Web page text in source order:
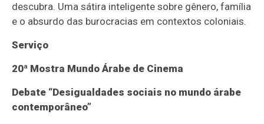
descubra. Uma sátira inteligente sobre gênero, família
e o absurdo das burocracias em contextos coloniais.
Serviço
20ª Mostra Mundo Árabe de Cinema
Debate “Desigualdades sociais no mundo árabe
contemporâneo”